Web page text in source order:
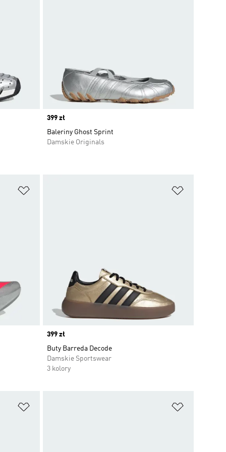
Price
399 zł
Baleriny Ghost Sprint
Damskie Originals
Price
399 zł
Buty Barreda Decode
Damskie Sportswear
3 kolory